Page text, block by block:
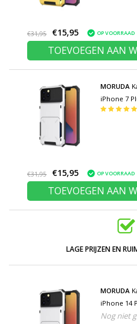
€31,95 €15,95 OP VOORRAAD
TOEVOEGEN AAN
MORUDA
iPhone 7
€31,95 €15,95 OP VOORRAAD
TOEVOEGEN AAN
LAGE PRIJZEN EN
MORUDA
iPhone 14
Nog niet